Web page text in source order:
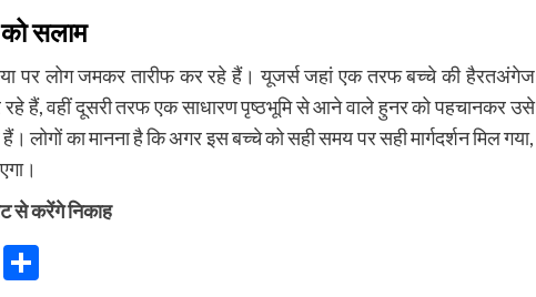
को सलाम
पर लोग जमकर तारीफ कर रहे हैं। यूजर्स जहां एक तरफ बच्चे की हैरतअंगेज
हैं, वहीं दूसरी तरफ एक साधारण पृष्ठभूमि से आने वाले हुनर को पहचानकर उसे
का मानना है कि अगर इस बच्चे को सही समय पर सही मार्गदर्शन मिल गया,
से करेंगे निकाह
Copy